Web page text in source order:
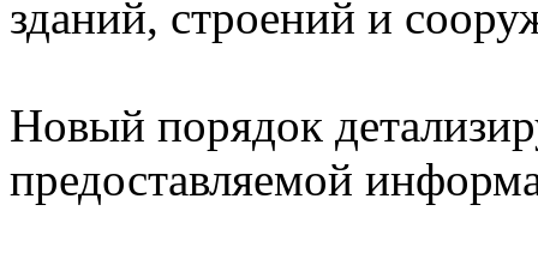
зданий, строений и
Новый порядок
предоставляемой